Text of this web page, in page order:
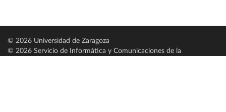
© 2026 Universidad de Zaragoza
© 2026 Servicio de Informática y Comunicaciones de la